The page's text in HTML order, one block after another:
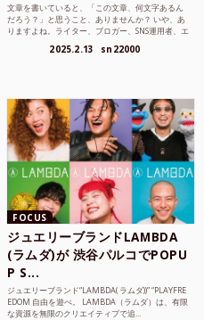
文章を書いていると、「この文章、何文字あるん
だろう？」と思うこと、ありませんか？ いや、あ
りますよね。ライター、ブロガー、SNS運用者、エ
2025.2.13 sn22000
FOCUS
ジュエリーブランドLAMBDA
(ラムダ)が 渋谷パルコでPOPU
P S...
ジュエリーブランド“LAMBDA( ラムダ))” “PLAYFRE
EDOM 自由を遊べ。 LAMBDA（ラムダ）は、有限
な資源を無限のクリエイティブで追...